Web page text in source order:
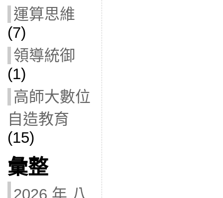
運算思維
(7)
領導統御
(1)
高師大數位
自造教育
(15)
彙整
2026 年 八